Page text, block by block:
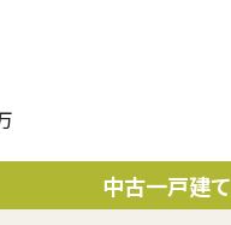
中古一戸建て